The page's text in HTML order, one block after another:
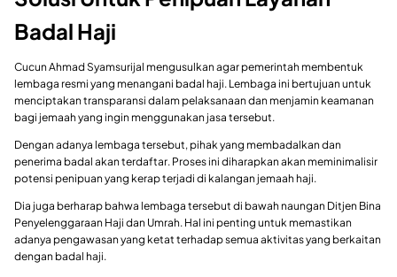
Badal Haji
Cucun Ahmad Syamsurijal mengusulkan agar pemerintah membentuk
lembaga resmi yang menangani badal haji. Lembaga ini bertujuan untuk
menciptakan transparansi dalam pelaksanaan dan menjamin keamanan
bagi jemaah yang ingin menggunakan jasa tersebut.
Dengan adanya lembaga tersebut, pihak yang membadalkan dan
penerima badal akan terdaftar. Proses ini diharapkan akan meminimalisir
potensi penipuan yang kerap terjadi di kalangan jemaah haji.
Dia juga berharap bahwa lembaga tersebut di bawah naungan Ditjen Bina
Penyelenggaraan Haji dan Umrah. Hal ini penting untuk memastikan
adanya pengawasan yang ketat terhadap semua aktivitas yang berkaitan
dengan badal haji.